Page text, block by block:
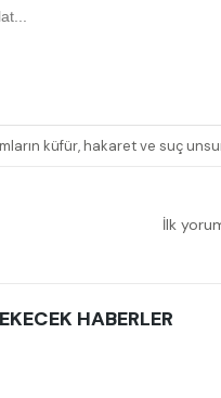
küfür, hakaret ve suç
İlk
HABERLER